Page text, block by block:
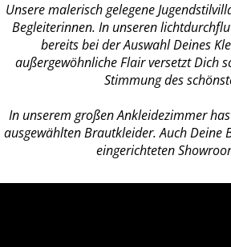
Unsere malerisch gelegene
Begleiterinnen. In unseren
bereits bei der Auswahl Deines
außergewöhnliche Flair versetzt Dich
Stimmung des
In unserem großen Ankleidezimmer
ausgewählten Brautkleider. Auch Deine
eingerichteten